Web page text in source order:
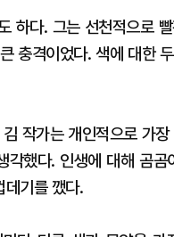
하다. 그는 선천적으로
충격이었다. 색에 대한
작가는 개인적으로 가
했다. 인생에 대해 곰
데기를 깼다.